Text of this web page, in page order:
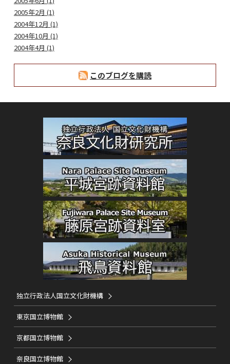
2005年2月 (1)
2004年12月 (1)
2004年10月 (1)
2004年4月 (1)
このブログを購読
独立行政法人国立文化財機構
東京国立博物館
京都国立博物館
奈良国立博物館